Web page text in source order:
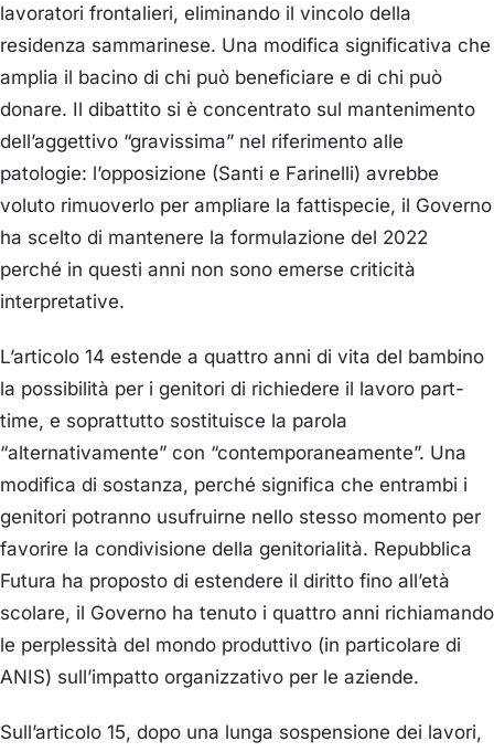
lavoratori frontalieri, eliminando il vincolo della
residenza sammarinese. Una modifica significativa che
amplia il bacino di chi può beneficiare e di chi può
donare. Il dibattito si è concentrato sul mantenimento
dell’aggettivo “gravissima” nel riferimento alle
patologie: l’opposizione (Santi e Farinelli) avrebbe
voluto rimuoverlo per ampliare la fattispecie, il Governo
ha scelto di mantenere la formulazione del 2022
perché in questi anni non sono emerse criticità
interpretative.
L’articolo 14 estende a quattro anni di vita del bambino
la possibilità per i genitori di richiedere il lavoro part-
time, e soprattutto sostituisce la parola
“alternativamente” con “contemporaneamente”. Una
modifica di sostanza, perché significa che entrambi i
genitori potranno usufruirne nello stesso momento per
favorire la condivisione della genitorialità. Repubblica
Futura ha proposto di estendere il diritto fino all’età
scolare, il Governo ha tenuto i quattro anni richiamando
le perplessità del mondo produttivo (in particolare di
ANIS) sull’impatto organizzativo per le aziende.
Sull’articolo 15, dopo una lunga sospensione dei lavori,